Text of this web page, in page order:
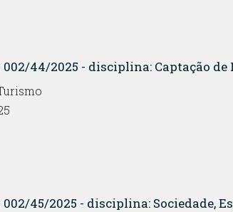
44/2025 - disciplina: Captação
45/2025 - disciplina: Sociedade,